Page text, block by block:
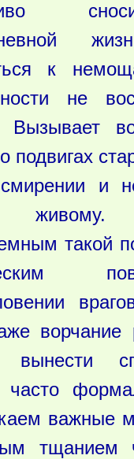
к
не
Вызывает
подви­гах
и
такой
ворчание
вынести
часто
важные
тщанием